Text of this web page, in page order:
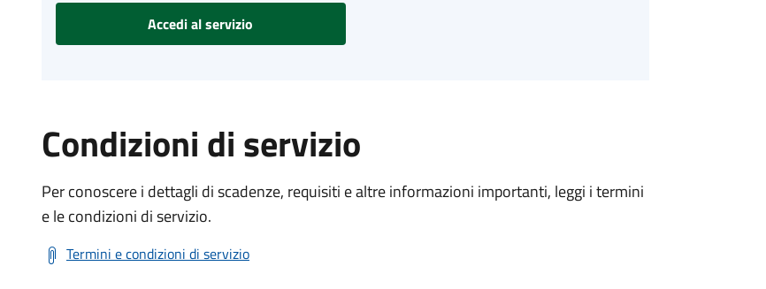
Accedi al servizio
Condizioni di servizio
Per conoscere i dettagli di scadenze, requisiti e altre informazioni importanti, leggi i termini
e le condizioni di servizio.
Termini e condizioni di servizio